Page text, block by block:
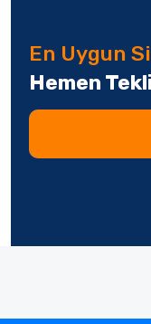
En Uygun
Hemen